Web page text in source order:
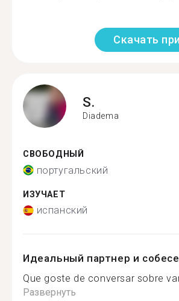
Скачать
S.
Diadema
СВОБОДНЫЙ
португальский
ИЗУЧАЕТ
испанский
Идеальный партнер и
Que goste de conversar sobre
Развернуть